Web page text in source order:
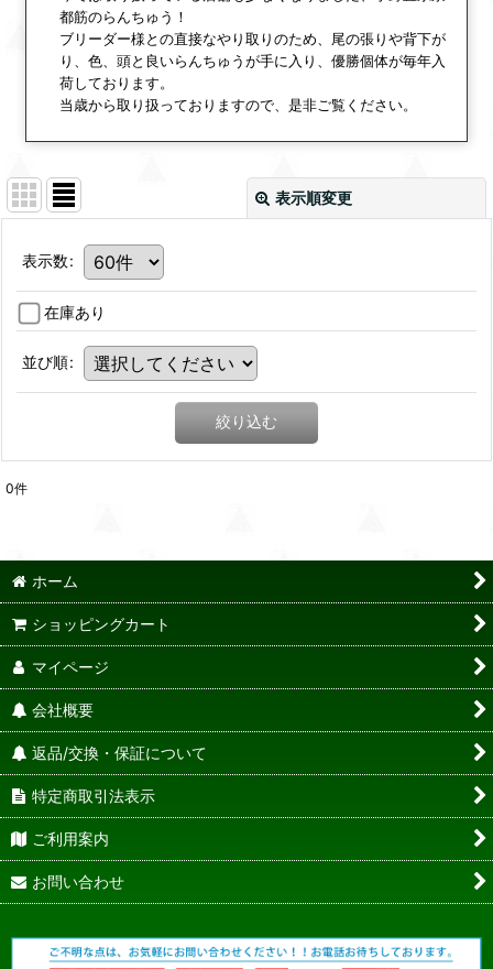
都筋のらんちゅう！
ブリーダー様との直接なやり取りのため、尾の張りや背下が
り、色、頭と良いらんちゅうが手に入り、優勝個体が毎年入
荷しております。
当歳から取り扱っておりますので、是非ご覧ください。
表示順変更
表示数:
在庫あり
並び順:
絞り込む
0件
ホーム
ショッピングカート
マイページ
会社概要
返品/交換・保証について
特定商取引法表示
ご利用案内
お問い合わせ